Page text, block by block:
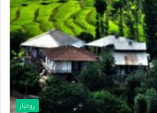
رودبار